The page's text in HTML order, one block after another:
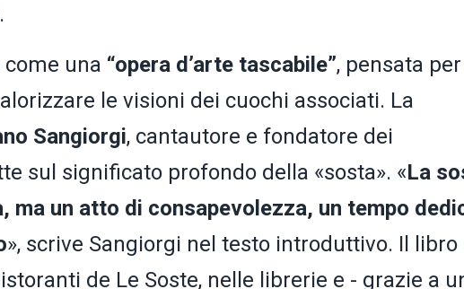
una “opera d’arte tascabile”, pensata per
le visioni dei cuochi associati. La
Sangiorgi, cantautore e fondatore dei
sul significato profondo della «sosta». «La
ma un atto di consapevolezza, un tempo
», scrive Sangiorgi nel testo introduttivo. Il libro
de Le Soste, nelle librerie e - grazie a